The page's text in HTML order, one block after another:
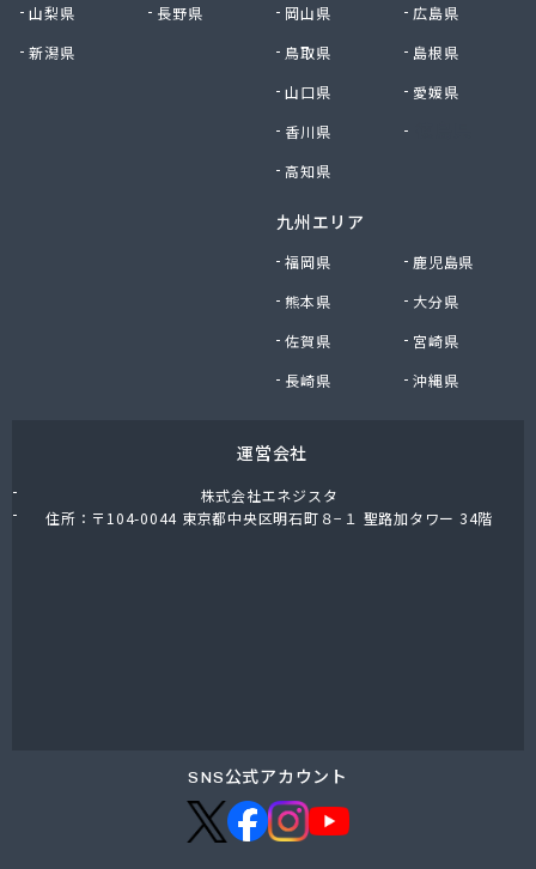
新島燃料店
新徳株式会社
大陽日酸エネルギー株式会社 埼京支店
田島石油株式会社
田島燃料株式会社
東亜産業株式会社
山梨県
長野県
新潟県
岡山県
広島県
鳥取県
島根県
山口県
愛媛県
香川県
高知県
九州エリア
福岡県
鹿児島県
熊本県
大分県
佐賀県
宮崎県
長崎県
沖縄県
運営会社
株式会社エネジスタ
住所：〒104-0044 東京都中央区明石町８−１ 聖路加タワー 34階
SNS公式アカウント